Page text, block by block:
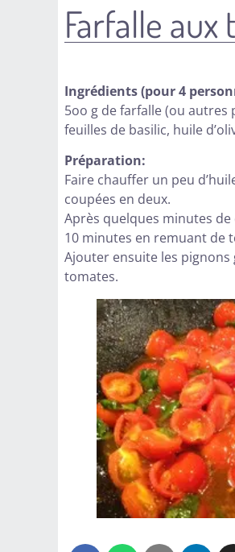
Farfalle aux
Ingrédients (pour 4
5oo g de farfalle (ou autres
feuilles de basilic, huile
Préparation:
Faire chauffer un peu
coupées en deux.
Après quelques minutes
10 minutes en remuant de
Ajouter ensuite les pignons
tomates.